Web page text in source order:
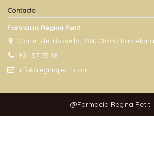
Contacto
Farmacia Regina Petit
Carrer del Rosselló, 284, 08037 Barcelona
934 57 75 18
info@reginapetit.com
@Farmacia Regina Petit